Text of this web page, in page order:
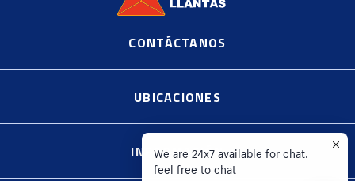
2020, AMN Supplier Llantas https://es.shopify.com
CONTÁCTANOS
UBICACIONES
INFORMACIÓN
We are 24x7 available for chat.
feel free to chat